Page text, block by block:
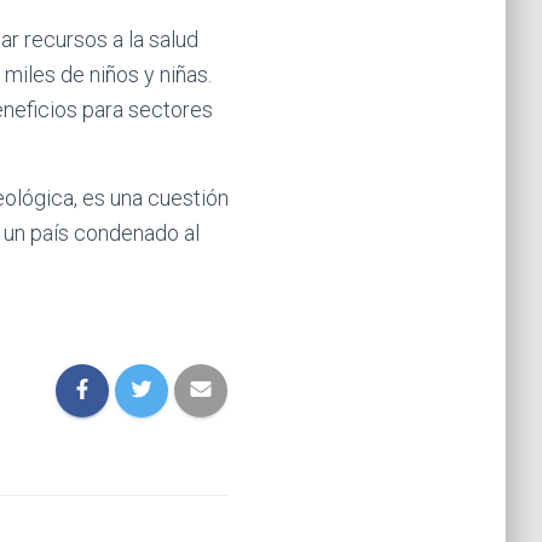
recursos a la salud
de niños y niñas.
para sectores
es una cuestión
país condenado al